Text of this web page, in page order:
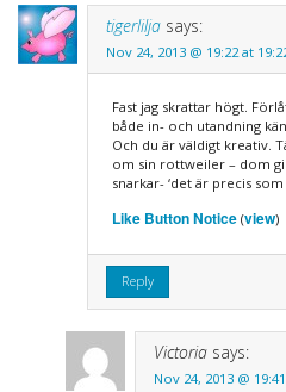
tigerlilja says:
Nov 24, 2013 @ 19:22 at
Fast jag skrattar högt.
både in- och utandning
Och du är väldigt kreativ.
om sin rottweiler – dom
snarkar- ‘det är precis
Like Button Notice(view)
Reply
Victoria says:
Nov 24, 2013 @